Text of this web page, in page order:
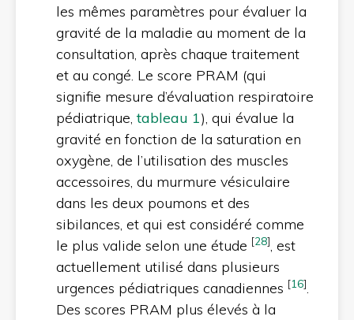
les mêmes paramètres pour évaluer la
gravité de la maladie au moment de la
consultation, après chaque traitement
et au congé. Le score PRAM (qui
signifie mesure d’évaluation respiratoire
pédiatrique,tableau 1), qui évalue la
gravité en fonction de la saturation en
oxygène, de l’utilisation des muscles
accessoires, du murmure vésiculaire
dans les deux poumons et des
sibilances, et qui est considéré comme
le plus valide selon une étude [28], est
actuellement utilisé dans plusieurs
urgences pédiatriques canadiennes [16].
Des scores PRAM plus élevés à la